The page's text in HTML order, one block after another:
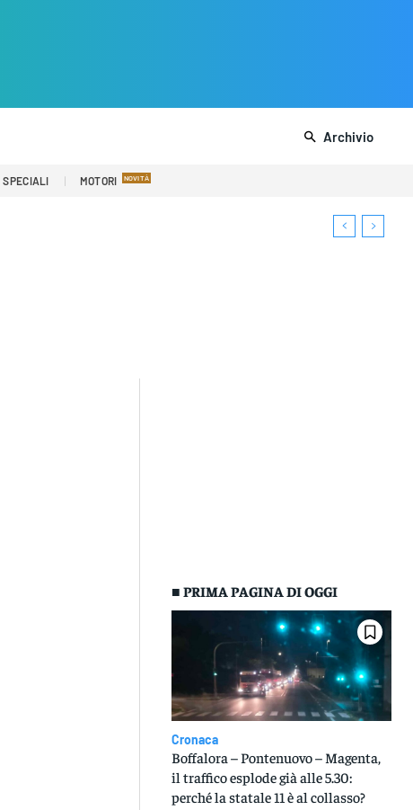
Archivio
SPECIALI MOTORI
■ PRIMA PAGINA DI OGGI
Cronaca
Boffalora – Pontenuovo – Magenta,
il traffico esplode già alle 5.30:
perché la statale 11 è al collasso?